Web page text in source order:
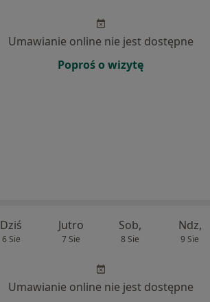
Umawianie online nie jest dostępne
Poproś o wizytę
Dziś
6 Sie
Jutro
7 Sie
Sob,
8 Sie
Ndz,
9 Sie
Umawianie online nie jest dostępne